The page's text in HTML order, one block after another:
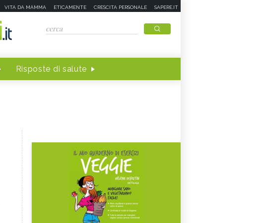
VITA DA MAMMA ETICAMENTE CRESCITA PERSONALE SAPERE.IT
Risposte di salute